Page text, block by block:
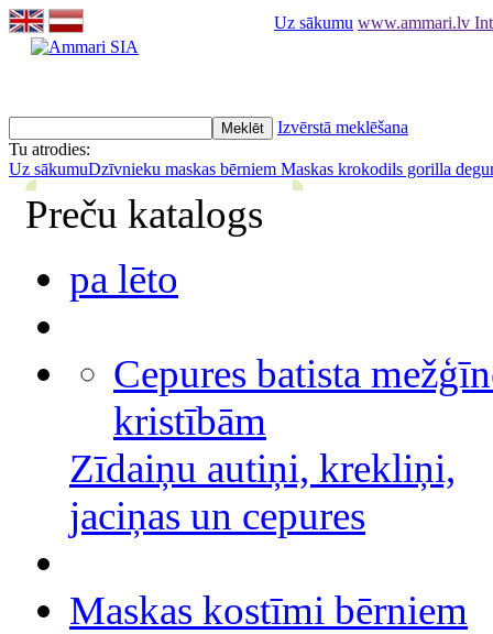
Uz sākumu www.ammari.lv
Izvērstā meklēšana
Tu atrodies:
Uz sākumuDzīvnieku maskas bērniem Maskas krokodils gorilla
Preču katalogs
pa lēto
Cepures batista
kristībām
Zīdaiņu autiņi, krekliņi,
jaciņas un cepures
Maskas kostīmi bērniem